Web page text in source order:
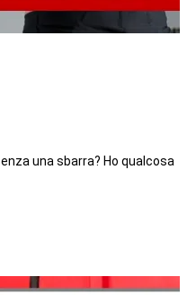
una sbarra? Ho qualcosa